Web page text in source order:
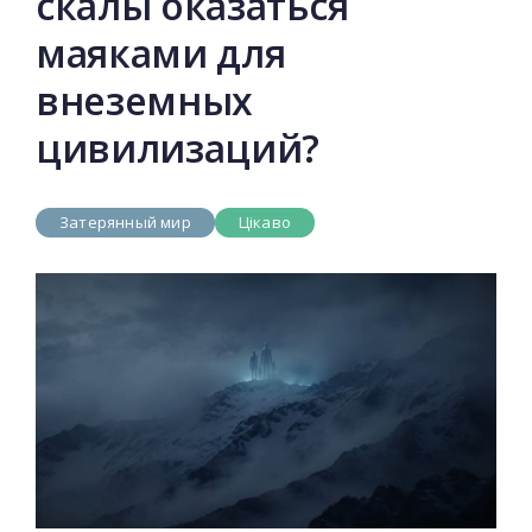
маяками для
внеземных
цивилизаций?
Затерянный мир Цікаво